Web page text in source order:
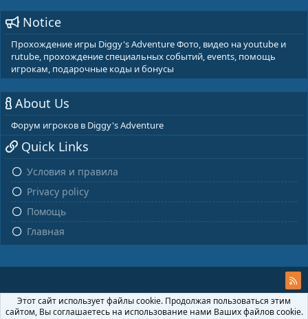
Notice
Прохождение игры Diggy's Adventure Фото, видео на youtube и
rutube, прохождение специальных событий, events, помощь
игрокам, подарочные коды и бонусы
About Us
Форум игроков в Diggy's Adventure
Quick Links
Условия и правила
Privacy policy
Помощь
Главная
Этот сайт использует файлы cookie. Продолжая пользоваться этим
сайтом, Вы соглашаетесь на использование нами Ваших файлов cookie.